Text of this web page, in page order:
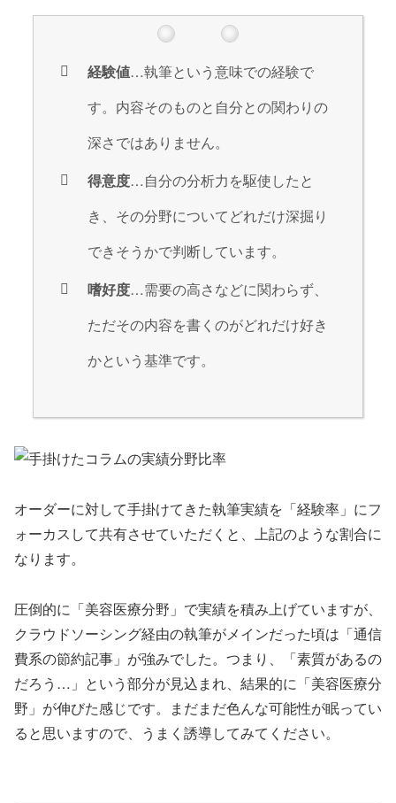
経験値…執筆という意味での経験で
す。内容そのものと自分との関わりの
深さではありません。
得意度…自分の分析力を駆使したと
き、その分野についてどれだけ深掘り
できそうかで判断しています。
嗜好度…需要の高さなどに関わらず、
ただその内容を書くのがどれだけ好き
かという基準です。
オーダーに対して手掛けてきた執筆実績を「経験率」にフ
ォーカスして共有させていただくと、上記のような割合に
なります。
圧倒的に「美容医療分野 」で実績を積み上げていますが、
クラウドソーシング経由の執筆がメインだった頃は「通信
費系の節約記事 」が強みでした。つまり、「素質があるの
だろう…」という部分が見込まれ、結果的に「美容医療分
野」が伸びた感じです。まだまだ色んな可能性が眠ってい
ると思いますので、うまく誘導してみてください。